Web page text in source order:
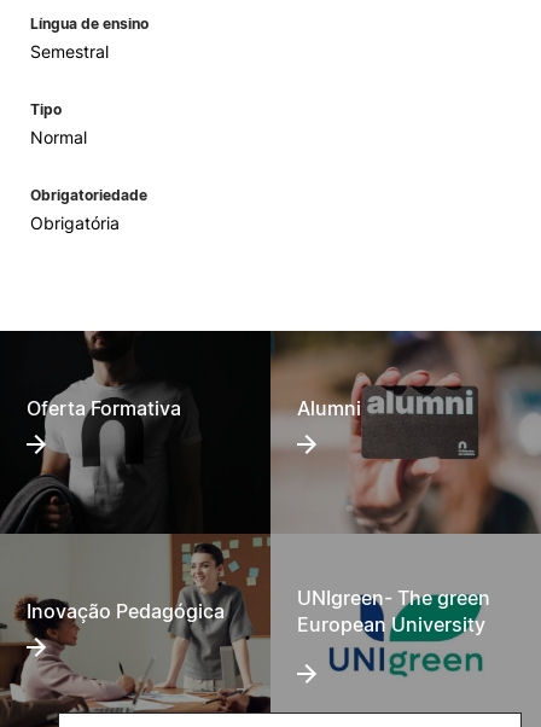
Língua de ensino
Semestral
Tipo
Normal
Obrigatoriedade
Obrigatória
Oferta Formativa Alumni
Inovação Pedagógica
UNIgreen- The green
European University